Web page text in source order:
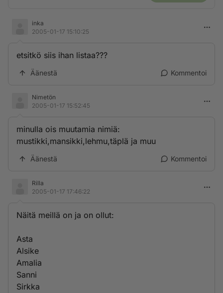
inka
2005-01-17 15:10:25
etsitkö siis ihan listaa???
Äänestä Kommentoi
Nimetön
2005-01-17 15:52:45
minulla ois muutamia nimiä:
mustikki,mansikki,lehmu,täplä ja muu
Äänestä Kommentoi
Rilla
2005-01-17 17:46:22
Näitä meillä on ja on ollut:
Asta
Alsike
Amalia
Sanni
Sirkka